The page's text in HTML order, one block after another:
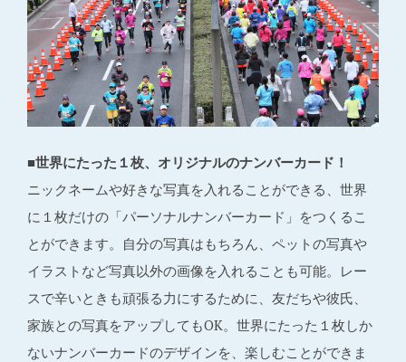
■世界にたった１枚、オリジナルのナンバーカード！
ニックネームや好きな写真を入れることができる、世界
に１枚だけの「パーソナルナンバーカード」をつくるこ
とができます。自分の写真はもちろん、ペットの写真や
イラストなど写真以外の画像を入れることも可能。レー
スで辛いときも頑張る力にするために、友だちや彼氏、
家族との写真をアップしてもOK。世界にたった１枚しか
ないナンバーカードのデザインを、楽しむことができま